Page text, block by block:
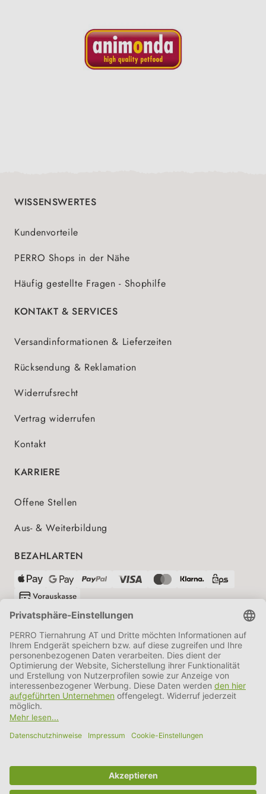
WISSENSWERTES
Kundenvorteile
PERRO Shops in der Nähe
Häufig gestellte Fragen - Shophilfe
KONTAKT & SERVICES
Versandinformationen & Lieferzeiten
Rücksendung & Reklamation
Widerrufsrecht
Vertrag widerrufen
Kontakt
KARRIERE
Offene Stellen
Aus- & Weiterbildung
BEZAHLARTEN
VERSANDPARTNER